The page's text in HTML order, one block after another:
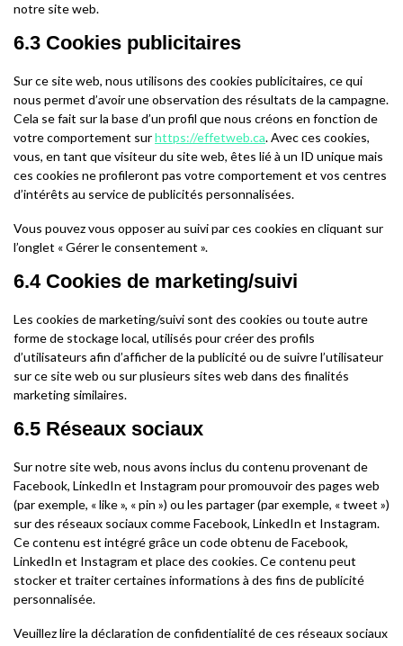
notre site web.
6.3 Cookies publicitaires
Sur ce site web, nous utilisons des cookies publicitaires, ce qui
nous permet d’avoir une observation des résultats de la campagne.
Cela se fait sur la base d’un profil que nous créons en fonction de
votre comportement surhttps://effetweb.ca. Avec ces cookies,
vous, en tant que visiteur du site web, êtes lié à un ID unique mais
ces cookies ne profileront pas votre comportement et vos centres
d’intérêts au service de publicités personnalisées.
Vous pouvez vous opposer au suivi par ces cookies en cliquant sur
l’onglet « Gérer le consentement ».
6.4 Cookies de marketing/suivi
Les cookies de marketing/suivi sont des cookies ou toute autre
forme de stockage local, utilisés pour créer des profils
d’utilisateurs afin d’afficher de la publicité ou de suivre l’utilisateur
sur ce site web ou sur plusieurs sites web dans des finalités
marketing similaires.
6.5 Réseaux sociaux
Sur notre site web, nous avons inclus du contenu provenant de
Facebook, LinkedIn et Instagram pour promouvoir des pages web
(par exemple, « like », « pin ») ou les partager (par exemple, « tweet »)
sur des réseaux sociaux comme Facebook, LinkedIn et Instagram.
Ce contenu est intégré grâce un code obtenu de Facebook,
LinkedIn et Instagram et place des cookies. Ce contenu peut
stocker et traiter certaines informations à des fins de publicité
personnalisée.
Veuillez lire la déclaration de confidentialité de ces réseaux sociaux